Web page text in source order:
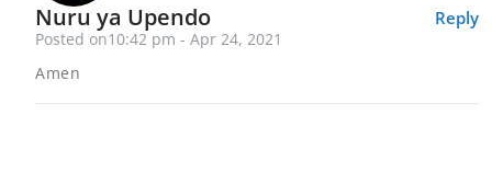
Reply
Nuru ya Upendo
Posted on10:42 pm - Apr 24, 2021
Amen